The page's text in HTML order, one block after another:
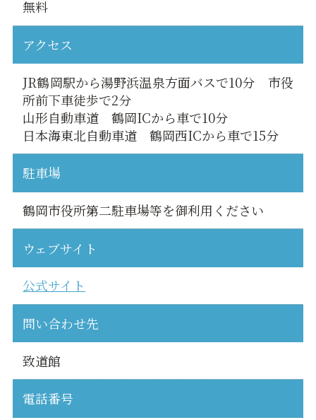
無料
アクセス
JR鶴岡駅から湯野浜温泉方面バスで10分 市役
所前下車徒歩で2分
山形自動車道 鶴岡ICから車で10分
日本海東北自動車道 鶴岡西ICから車で15分
駐車場
鶴岡市役所第二駐車場等を御利用ください
ウェブサイト
公式サイト
問い合わせ先
致道館
電話番号